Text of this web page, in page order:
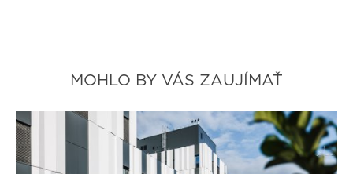
MOHLO BY VÁS ZAUJÍMAŤ